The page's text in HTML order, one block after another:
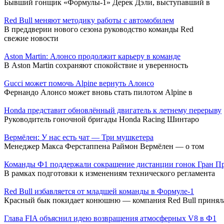
Бывший гонщик «Формулы-1» Дерек Дэли, выступавший в
Red Bull меняют методику работы с автомобилем
В преддверии нового сезона руководство команды Red
свежие новости
Aston Martin: Алонсо продолжит карьеру в команде
В Aston Martin сохраняют спокойствие и уверенность
Gucci может помочь Alpine вернуть Алонсо
Фернандо Алонсо может вновь стать пилотом Alpine в
Honda представит обновлённый двигатель к летнему перерыву
Руководитель гоночной бригады Honda Racing Шинтаро
Вермёлен: У нас есть чат — Три мушкетера
Менеджер Макса Ферстаппена Раймон Вермёлен — о том
Команды Ф1 поддержали сокращение дистанции гонок Гран
В рамках подготовки к изменениям технического регламента
Red Bull избавляется от младшей команды в Формуле-1
Красный бык покидает конюшню — компания Red Bull
Глава FIA объяснил идею возвращения атмосферных V8 в Ф1